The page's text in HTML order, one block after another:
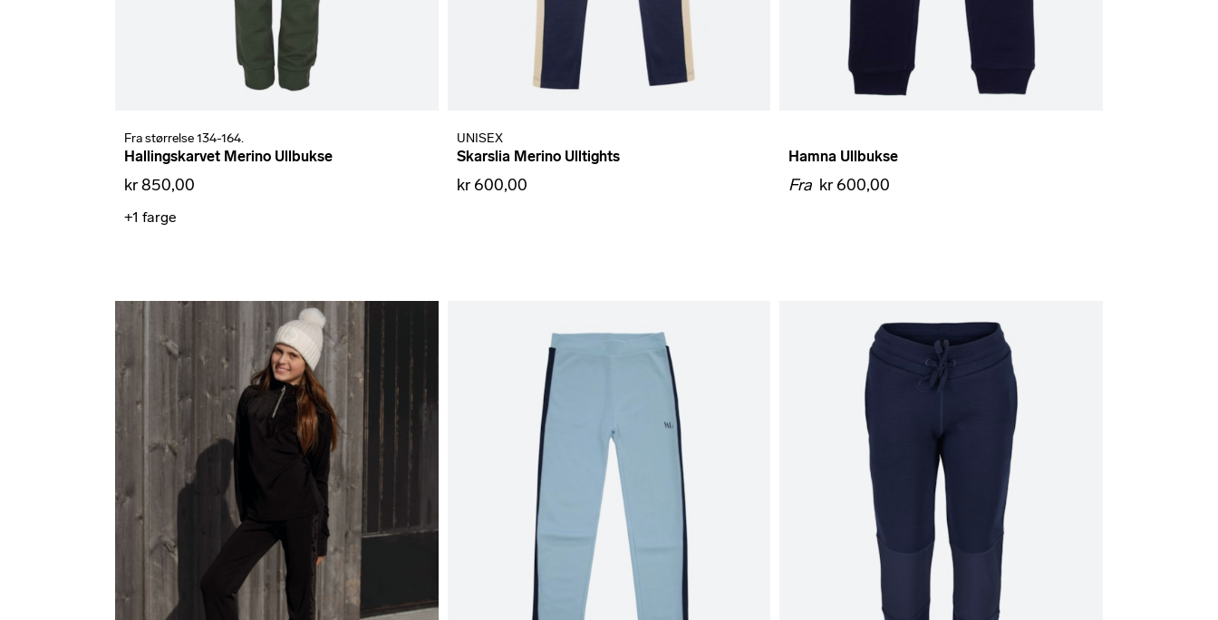
Fra størrelse 134-164.
Hallingskarvet Merino Ullbukse
kr 850,00
+1 farge
UNISEX
Skarslia Merino Ulltights
kr 600,00
Hamna Ullbukse
Fra kr 600,00